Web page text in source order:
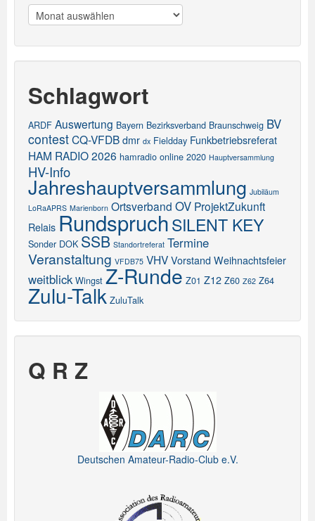
Meldungen
Schlagwort
ARDF Auswertung Bayern Bezirksverband Braunschweig BV
contestCQ-VFDB dmr dx Fieldday Funkbetriebsreferat
HAM RADIO 2026 hamradio online 2020 Hauptversammlung
HV-Info
Jahreshauptversammlung Jubiläum
LoRaAPRS Marienborn Ortsverband OV ProjektZukunft
Relais RundspruchSILENT KEY
Sonder DOK SSB Standortreferat Termine
Veranstaltung VFDB75 VHV Vorstand Weihnachtsfeier
weitblick Wingst Z-Runde Z01 Z12 Z60 Z62 Z64
Zulu-Talk ZuluTalk
Q R Z
Deutschen Amateur-Radio-Club e.V.